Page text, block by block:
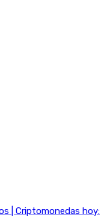
| Criptomonedas hoy: